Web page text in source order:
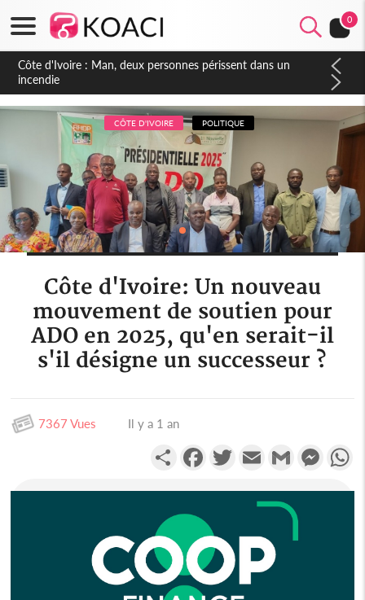
0
Côte d'Ivoire : Séileu, la célébration de la fête nationale
transformée en vaste campagne contre les produits
dépigmentants dangereux
CÔTE D'IVOIRE POLITIQUE
Côte d'Ivoire: Un nouveau
mouvement de soutien pour
ADO en 2025, qu'en serait-il
s'il désigne un successeur ?
7367 Vues Il y a 1 an
PartagerFacebookTwitterEmail Gmail